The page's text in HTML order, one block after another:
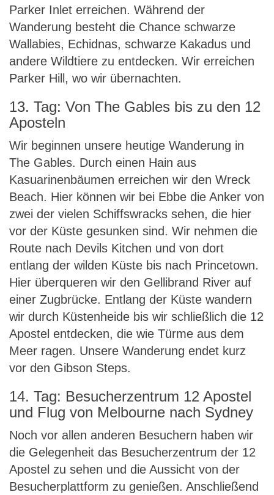
Parker Inlet erreichen. Während der
Wanderung besteht die Chance schwarze
Wallabies, Echidnas, schwarze Kakadus und
andere Wildtiere zu entdecken. Wir erreichen
Parker Hill, wo wir übernachten.
13. Tag: Von The Gables bis zu den 12
Aposteln
Wir beginnen unsere heutige Wanderung in
The Gables. Durch einen Hain aus
Kasuarinenbäumen erreichen wir den Wreck
Beach. Hier können wir bei Ebbe die Anker von
zwei der vielen Schiffswracks sehen, die hier
vor der Küste gesunken sind. Wir nehmen die
Route nach Devils Kitchen und von dort
entlang der wilden Küste bis nach Princetown.
Hier überqueren wir den Gellibrand River auf
einer Zugbrücke. Entlang der Küste wandern
wir durch Küstenheide bis wir schließlich die 12
Apostel entdecken, die wie Türme aus dem
Meer ragen. Unsere Wanderung endet kurz
vor den Gibson Steps.
14. Tag: Besucherzentrum 12 Apostel
und Flug von Melbourne nach Sydney
Noch vor allen anderen Besuchern haben wir
die Gelegenheit das Besucherzentrum der 12
Apostel zu sehen und die Aussicht von der
Besucherplattform zu genießen. Anschließend